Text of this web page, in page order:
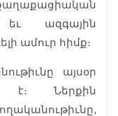
եւ ազգային
ամուր հիմք։
այսօր
է։ Ներքին